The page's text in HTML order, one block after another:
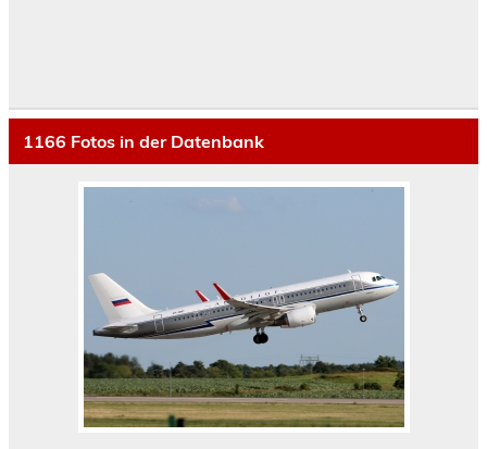
1166 Fotos in der Datenbank